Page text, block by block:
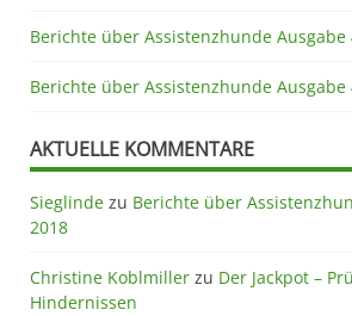
Berichte über Assistenzhunde Ausgabe
Berichte über Assistenzhunde Ausgabe
AKTUELLE KOMMENTARE
Sieglinde zu Berichte über
2018
Christine Koblmiller zu Der Jackpot –
Hindernissen